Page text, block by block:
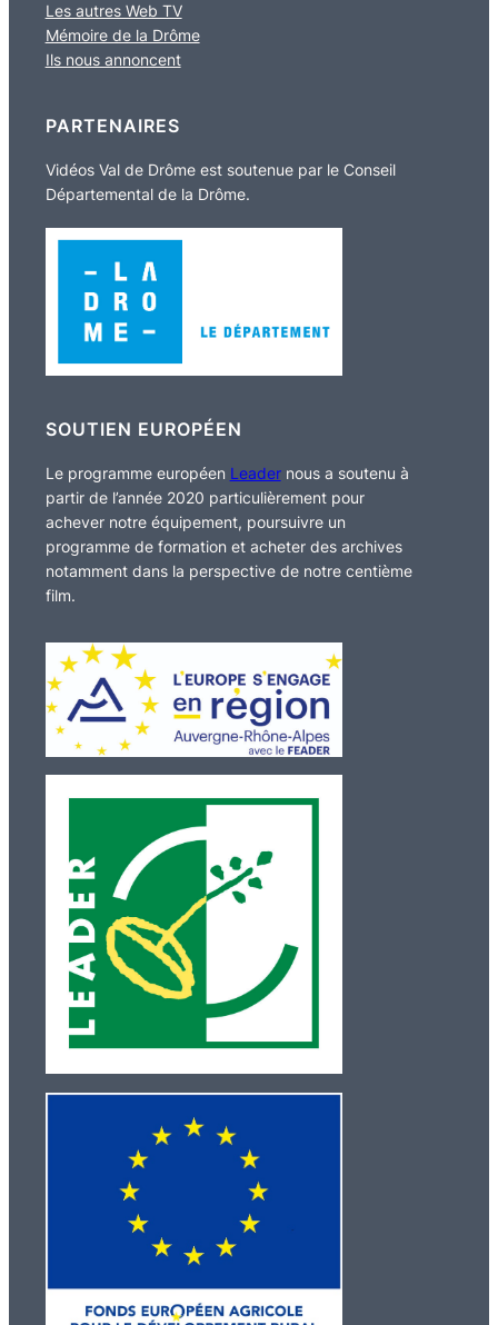
Les autres Web TV
Mémoire de la Drôme
Ils nous annoncent
PARTENAIRES
Vidéos Val de Drôme est soutenue par le Conseil
Départemental de la Drôme.
SOUTIEN EUROPÉEN
Le programme européen Leadernous a soutenu à
partir de l’année 2020 particulièrement pour
achever notre équipement, poursuivre un
programme de formation et acheter des archives
notamment dans la perspective de notre centième
film.